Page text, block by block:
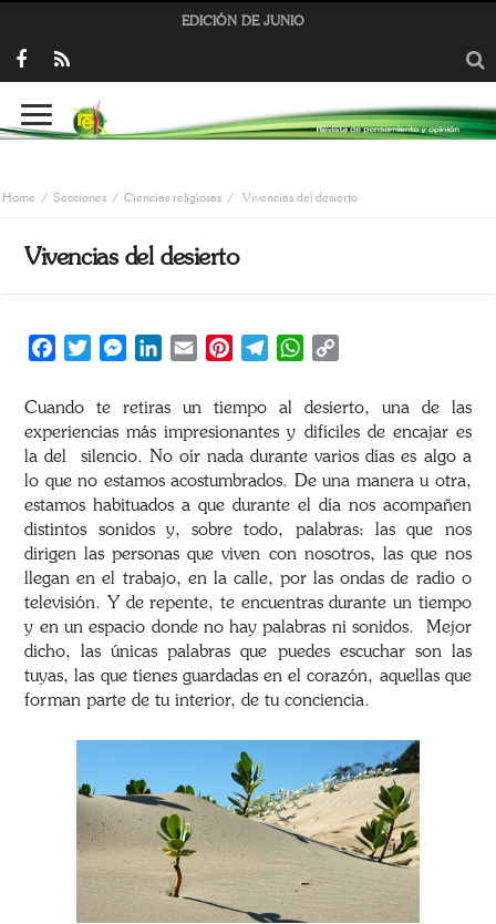
EDICIÓN DE JUNIO
Home Secciones Ciencias religiosas Vivencias del desierto
Vivencias del desierto
FacebookTwitterMessengerLinkedIn
Email PinterestTelegramWhatsApp
Cuando te retiras un tiempo al desierto, una de las
experiencias más impresionantes y difíciles de encajar es
la del silencio. No oír nada durante varios días es algo a
lo que no estamos acostumbrados. De una manera u otra,
estamos habituados a que durante el día nos acompañen
distintos sonidos y, sobre todo, palabras: las que nos
dirigen las personas que viven con nosotros, las que nos
llegan en el trabajo, en la calle, por las ondas de radio o
televisión. Y de repente, te encuentras durante un tiempo
y en un espacio donde no hay palabras ni sonidos. Mejor
dicho, las únicas palabras que puedes escuchar son las
tuyas, las que tienes guardadas en el corazón, aquellas que
forman parte de tu interior, de tu conciencia.